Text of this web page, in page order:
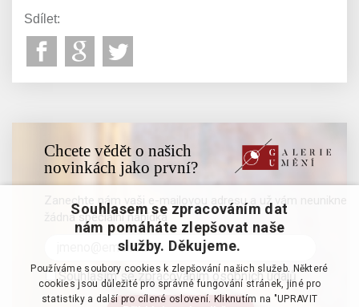
Sdílet:
Chcete vědět o našich
novinkách jako první?
Zanechte nám vaši e-mailovou adresu a už vám neunikne
žádná speciální nabídka
Souhlasím se zpracováním osobních údajů
Souhlasem se zpracováním dat
nám pomáháte zlepšovat naše
služby. Děkujeme.
Používáme soubory cookies k zlepšování našich služeb. Některé
cookies jsou důležité pro správné fungování stránek, jiné pro
statistiky a další pro cílené oslovení. Kliknutím na "UPRAVIT